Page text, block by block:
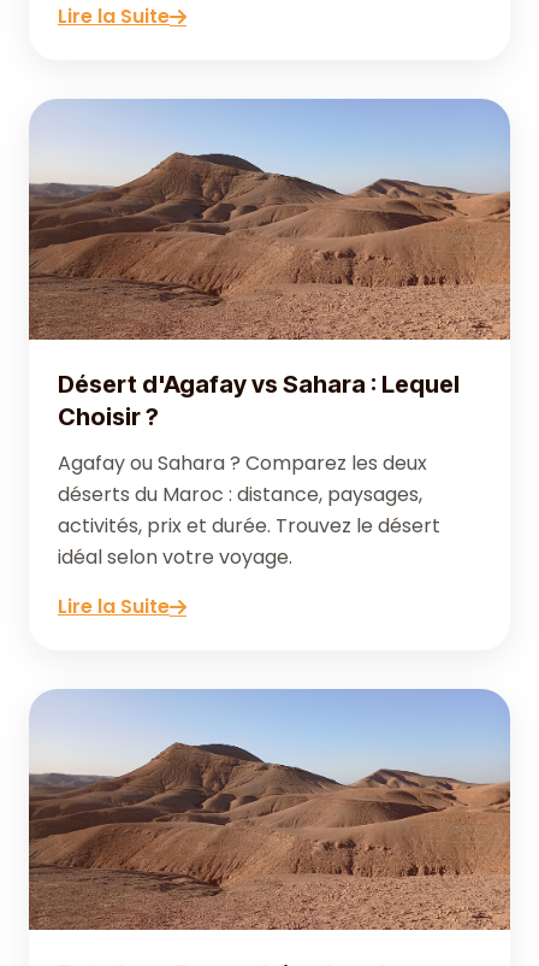
Lire la Suite
Désert d'Agafay vs Sahara : Lequel
Choisir ?
Agafay ou Sahara ? Comparez les deux
déserts du Maroc : distance, paysages,
activités, prix et durée. Trouvez le désert
idéal selon votre voyage.
Lire la Suite